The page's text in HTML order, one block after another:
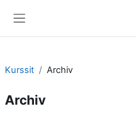
Kurssit Archiv
Archiv